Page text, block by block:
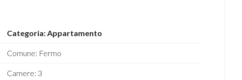
Categoria: Appartamento
Comune: Fermo
Camere: 3